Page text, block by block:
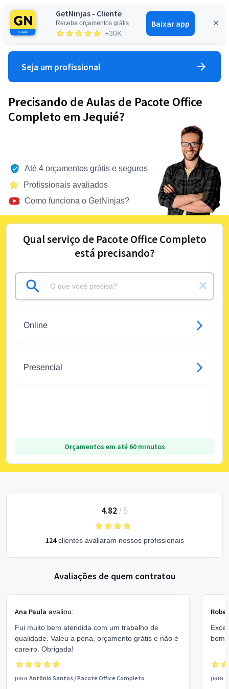
GetNinjas - Cliente
Receba orçamentos grátis
+30K
Baixar app
Entrar
Seja um profissional
Precisando de Aulas de Pacote Office
Completo em Jequié?
Até 4 orçamentos grátis e seguros
Profissionais avaliados
Como funciona o GetNinjas?
Qual serviço de Pacote Office Completo
está precisando?
Online
Presencial
Orçamentos em até 60 minutos
4.82 / 5
124clientes avaliaram nossos profissionais
Avaliações de quem contratou
Ana Paula avaliou:
Fui muito bem atendida com um trabalho de
qualidade. Valeu a pena, orçamento grátis e não é
careiro. Obrigada!
para Antônio Santos /Pacote Office Completo
bom
para